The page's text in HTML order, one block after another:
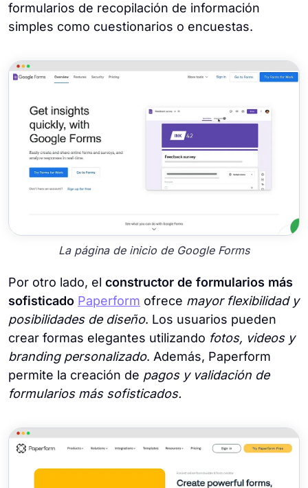
formularios de recopilación de información
simples como cuestionarios o encuestas.
La página de inicio de Google Forms
Por otro lado, el constructor de formularios más
sofisticado Paperform ofrece mayor flexibilidad y
posibilidades de diseño. Los usuarios pueden
crear formas elegantes utilizando fotos, videos y
branding personalizado. Además, Paperform
permite la creación de pagos y validación de
formularios más sofisticados.